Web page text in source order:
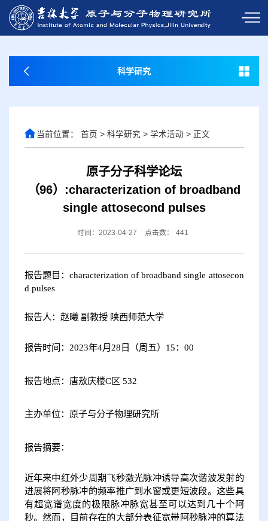
科学研究
当前位置： 首页 > 科学研究 > 学术活动 > 正文
原子分子科学论坛
（96）:characterization of broadband
single attosecond pulses
时间：2023-04-27 点击数： 441
报告题目：characterization of broadband single attosecon
d pulses
报告人： 赵曦 副教授 陕西师范大学
报告时间：2023年4月28日（周五）15：00
报告地点：唐敖庆楼C区 532
主办单位：原子与分子物理研究所
报告摘要：
近年来中红外少周期飞秒激光脉冲诱导高次谐波发射的
进展将阿秒脉冲的频率推广到水窗或更短波段。这些具
有超宽谱宽度的极限脉冲脉宽甚至可以达到几十个阿
秒。然而，目前存在的大部分表征宽带阿秒脉冲的算法